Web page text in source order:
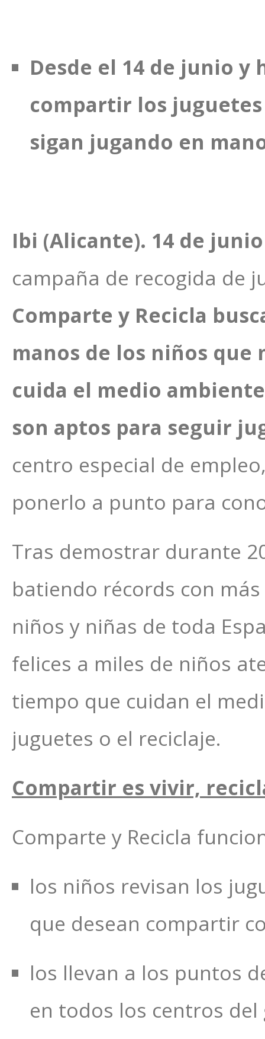
Desde el 14 de junio
compartir los
sigan jugando en
Ibi (Alicante). 14 de junio
campaña de recogida de
Comparte y Recicla
manos de los niños
cuida el medio
son aptos para seguir
centro especial de
ponerlo a punto para
Tras demostrar durante
batiendo récords con
niños y niñas de toda
felices a miles de niños
tiempo que cuidan el
juguetes o el reciclaje.
Compartir es vivir,
Comparte y Recicla
los niños revisan los
que desean compartir
los llevan a los puntos
en todos los centros del